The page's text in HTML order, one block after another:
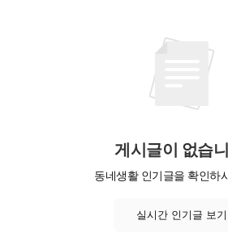
게시글이 없습
동네생활 인기글을 확인하
실시간 인기글 보기